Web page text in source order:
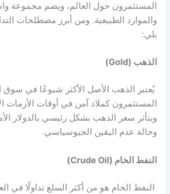
المستثمرون حول العالم، ويضم مجموعة
والموارد الطبيعية. ومن أبرز مصطلحات
يلي:
الذهب (Gold)
يُعتبر الذهب الأصل الأكثر شيوعًا في سوق
المستثمرون كملاذ آمن في أوقات الأزمات
ويتأثر سعر الذهب بشكل رئيسي بالدولار
وحالة عدم اليقين الجيوسياسي.
النفط الخام (Crude Oil)
النفط الخام هو من أكثر السلع تداولًا في